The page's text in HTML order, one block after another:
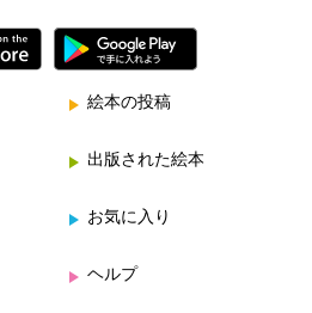
絵本の投稿
出版された絵本
お気に入り
ヘルプ